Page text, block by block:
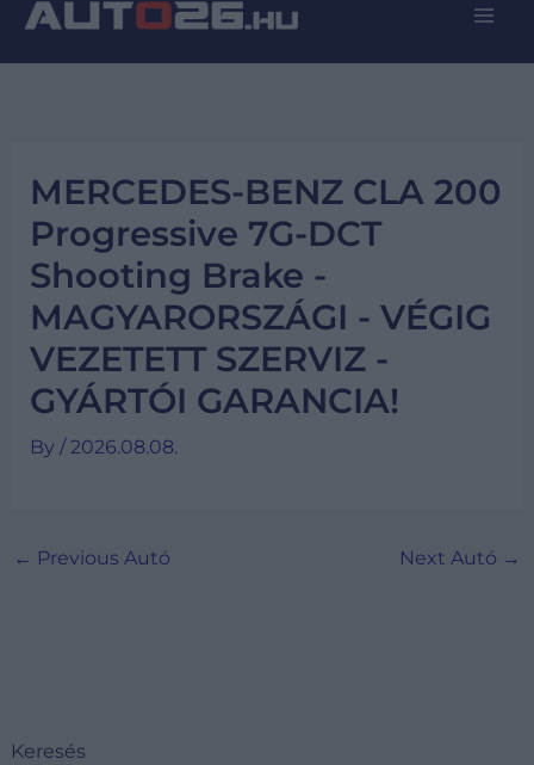
Keresés
MERCEDES-BENZ CLA 200
Progressive 7G-DCT
Shooting Brake -
MAGYARORSZÁGI - VÉGIG
VEZETETT SZERVIZ -
GYÁRTÓI GARANCIA!
By/2026.08.08.
← Previous Autó Next Autó →